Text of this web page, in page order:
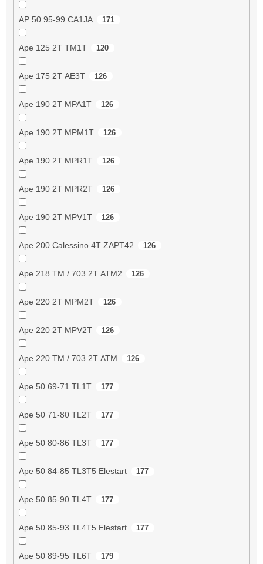
AP 50 95-99 CA1JA 171
Ape 125 2T TM1T 120
Ape 175 2T AE3T 126
Ape 190 2T MPA1T 126
Ape 190 2T MPM1T 126
Ape 190 2T MPR1T 126
Ape 190 2T MPR2T 126
Ape 190 2T MPV1T 126
Ape 200 Calessino 4T ZAPT42 126
Ape 218 TM / 703 2T ATM2 126
Ape 220 2T MPM2T 126
Ape 220 2T MPV2T 126
Ape 220 TM / 703 2T ATM 126
Ape 50 69-71 TL1T 177
Ape 50 71-80 TL2T 177
Ape 50 80-86 TL3T 177
Ape 50 84-85 TL3T5 Elestart 177
Ape 50 85-90 TL4T 177
Ape 50 85-93 TL4T5 Elestart 177
Ape 50 89-95 TL6T 179